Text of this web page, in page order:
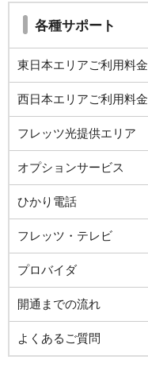
各種サポート
東日本エリアご利用料金
西日本エリアご利用料金
フレッツ光提供エリア
オプションサービス
ひかり電話
フレッツ・テレビ
プロバイダ
開通までの流れ
よくあるご質問